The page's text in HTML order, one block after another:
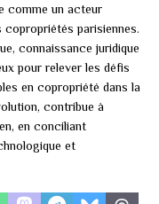
comme un acteur
parisiennes.
connaissance juridique
pour relever les défis
en copropriété dans la
contribue à
en conciliant
et